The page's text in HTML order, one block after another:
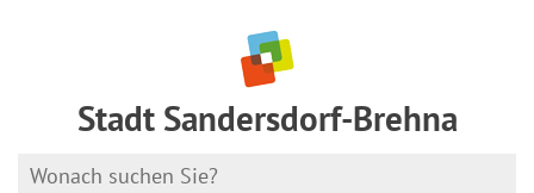
Stadt Sandersdorf-Brehna